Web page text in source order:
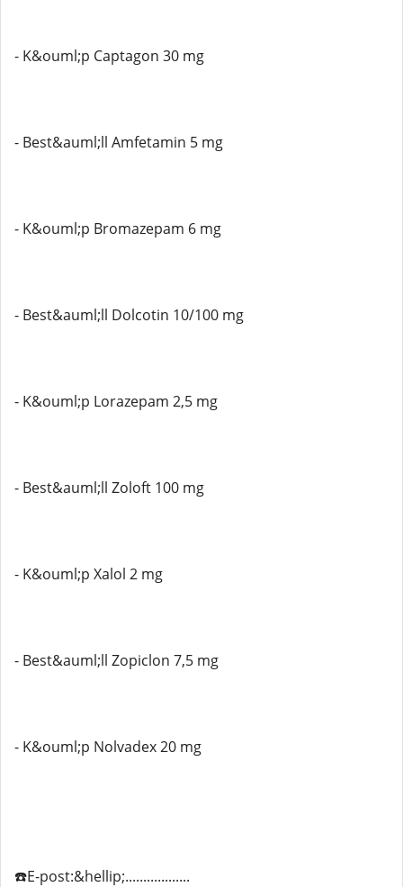
- K&ouml;p Captagon 30 mg
- Best&auml;ll Amfetamin 5 mg
- K&ouml;p Bromazepam 6 mg
- Best&auml;ll Dolcotin 10/100 mg
- K&ouml;p Lorazepam 2,5 mg
- Best&auml;ll Zoloft 100 mg
- K&ouml;p Xalol 2 mg
- Best&auml;ll Zopiclon 7,5 mg
- K&ouml;p Nolvadex 20 mg
☎️E-post:&hellip;..................